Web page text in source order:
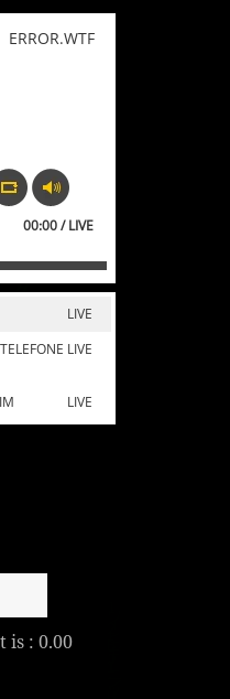
ERROR.WTF
00:00 / LIVE
LIVE
LIVE
LIVE
is :0.00